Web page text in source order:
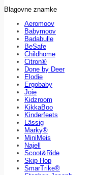
Blagovne znamke
Aeromoov
Babymoov
Badabulle
BeSafe
Childhome
Citron®
Done by Deer
Elodie
Ergobaby
Joie
Kidzroom
KikkaBoo
Kinderfeets
Lässig
Marky®
MiniMeis
Najell
Scoot&Ride
Skip Hop
SmarTrike®